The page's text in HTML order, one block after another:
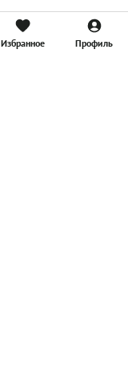
Избранное Профиль